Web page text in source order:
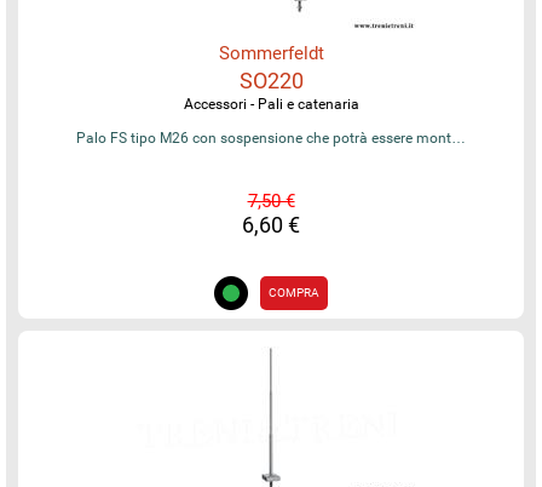
Sommerfeldt
SO220
Accessori - Pali e catenaria
Palo FS tipo M26 con sospensione che potrà essere mont…
7,50 €
6,60 €
COMPRA